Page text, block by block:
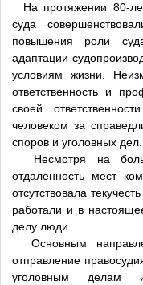
На протяжении 80-
суда
повышения роли
адаптации
условиям жизни.
ответственность и
своей
человеком за
споров и уголовных дел.
Несмотря на
отдаленность мест
отсутствовала
работали и в
делу люди.
Основным
отправление
уголовным делам